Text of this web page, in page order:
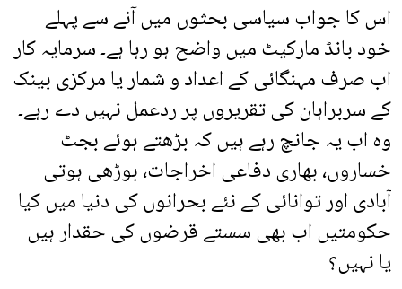
اس کا جواب سیاسی بحثوں میں آنے سے پہلے
خود بانڈ مارکیٹ میں واضح ہو رہا ہے۔ سرمایہ کار
اب صرف مہنگائی کے اعداد و شمار یا مرکزی بینک
کے سربراہان کی تقریروں پر ردعمل نہیں دے رہے۔
وہ اب یہ جانچ رہے ہیں کہ بڑھتے ہوئے بجٹ
خساروں، بھاری دفاعی اخراجات، بوڑھی ہوتی
آبادی اور توانائی کے نئے بحرانوں کی دنیا میں کیا
حکومتیں اب بھی سستے قرضوں کی حقدار ہیں
یا نہیں؟